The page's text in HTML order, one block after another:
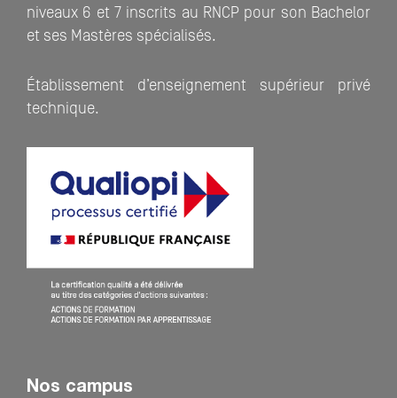
niveaux 6 et 7 inscrits au RNCP pour son Bachelor
et ses Mastères spécialisés.
Établissement d’enseignement supérieur privé
technique.
Nos campus